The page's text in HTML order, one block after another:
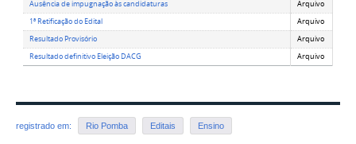
Ausência de impugnação às candidaturas
Arquivo
1ª Retificação do Edital
Arquivo
Resultado Provisório
Arquivo
Resultado definitivo Eleição DACG
Arquivo
registrado em: Rio Pomba Editais Ensino